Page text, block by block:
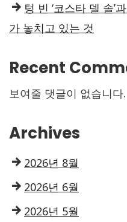
텅 빈 ‘코스타 델 솔’
가 놓치고 있는 것
Recent
보여줄 댓글이 없습니다.
Archives
2026년 8월
2026년 6월
2026년 5월